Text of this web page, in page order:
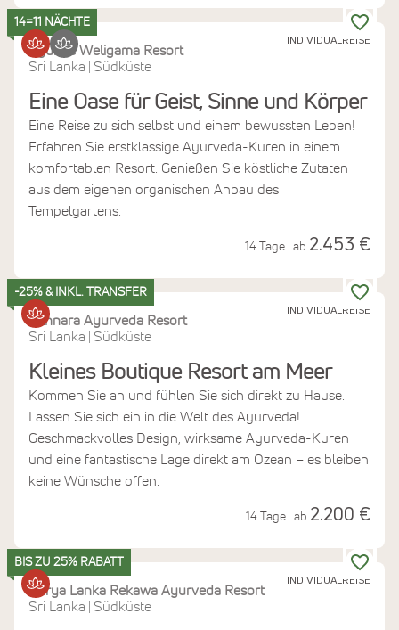
INDIVIDUALREISE
14=11 NÄCHTE
Ayurvie Weligama Resort
Sri Lanka
Südküste
Eine Oase für Geist, Sinne und Körper
Eine Reise zu sich selbst und einem bewussten Leben!
Erfahren Sie erstklassige Ayurveda-Kuren in einem
komfortablen Resort. Genießen Sie köstliche Zutaten
aus dem eigenen organischen Anbau des
Tempelgartens.
14 Tage ab 2.453 €
INDIVIDUALREISE
-25% & INKL. TRANSFER
Sithnara Ayurveda Resort
Sri Lanka
Südküste
Kleines Boutique Resort am Meer
Kommen Sie an und fühlen Sie sich direkt zu Hause.
Lassen Sie sich ein in die Welt des Ayurveda!
Geschmackvolles Design, wirksame Ayurveda-Kuren
und eine fantastische Lage direkt am Ozean – es bleiben
keine Wünsche offen.
14 Tage ab 2.200 €
INDIVIDUALREISE
BIS ZU 25% RABATT
Surya Lanka Rekawa Ayurveda Resort
Sri Lanka
Südküste